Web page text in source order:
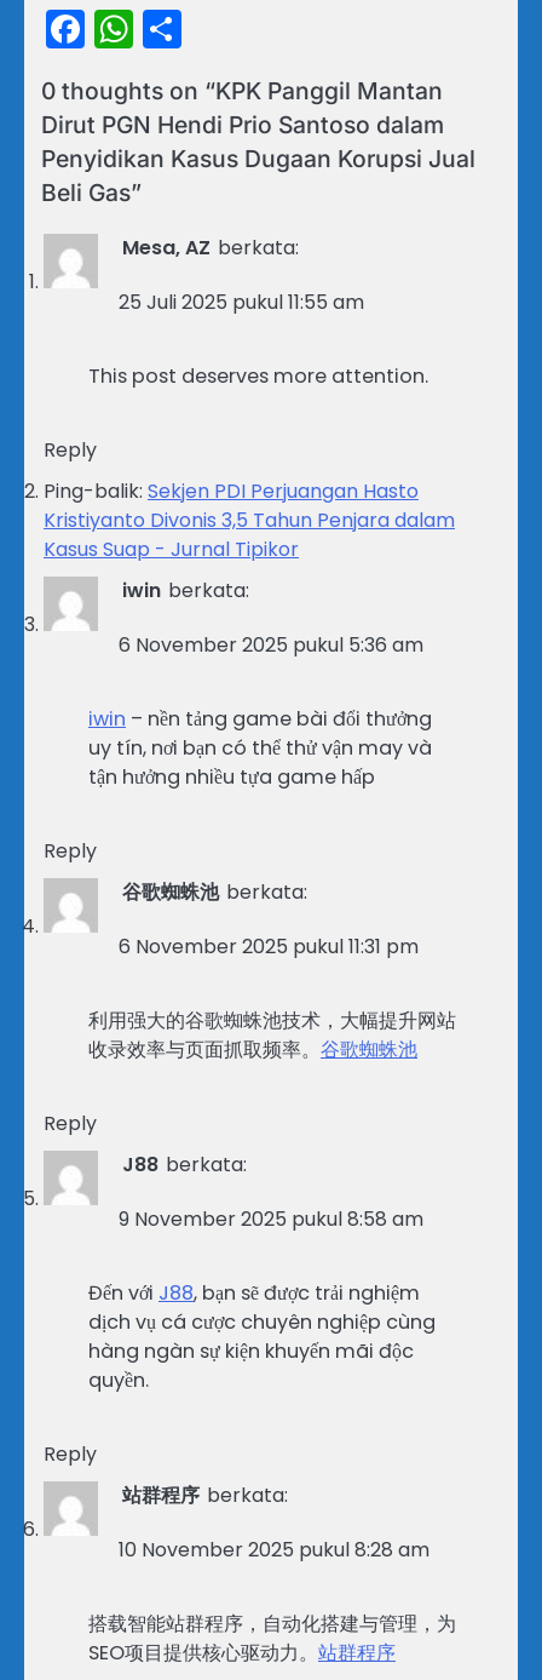
Facebook
WhatsApp
0 thoughts on “KPK Panggil Mantan
Dirut PGN Hendi Prio Santoso dalam
Penyidikan Kasus Dugaan Korupsi Jual
Beli Gas”
Mesa, AZ berkata:
25 Juli 2025 pukul 11:55 am
This post deserves more attention.
Reply
Ping-balik: Sekjen PDI Perjuangan Hasto
Kristiyanto Divonis 3,5 Tahun Penjara dalam
Kasus Suap - Jurnal Tipikor
iwin berkata:
6 November 2025 pukul 5:36 am
iwin – nền tảng game bài đổi thưởng
uy tín, nơi bạn có thể thử vận may và
tận hưởng nhiều tựa game hấp
Reply
谷歌蜘蛛池 berkata:
6 November 2025 pukul 11:31 pm
利用强大的谷歌蜘蛛池技术，大幅提升网站
收录效率与页面抓取频率。 谷歌蜘蛛池
Reply
J88 berkata:
9 November 2025 pukul 8:58 am
Đến với J88, bạn sẽ được trải nghiệm
dịch vụ cá cược chuyên nghiệp cùng
hàng ngàn sự kiện khuyến mãi độc
quyền.
Reply
站群程序 berkata:
10 November 2025 pukul 8:28 am
搭载智能站群程序，自动化搭建与管理，为
SEO项目提供核心驱动力。 站群程序